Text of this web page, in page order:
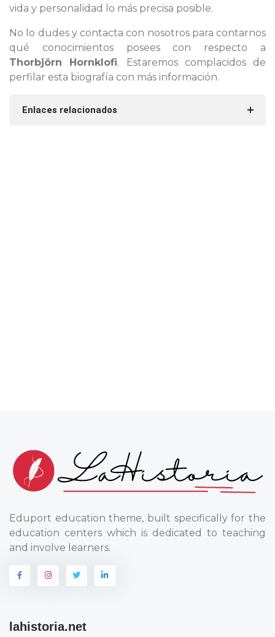
vida y personalidad lo más precisa posible.
No lo dudes y contacta con nosotros para contarnos
qué conocimientos posees con respecto a
Thorbjörn Hornklofi. Estaremos complacidos de
perfilar esta biografía con más información.
Enlaces relacionados
Eduport education theme, built specifically for the
education centers which is dedicated to teaching
and involve learners.
lahistoria.net